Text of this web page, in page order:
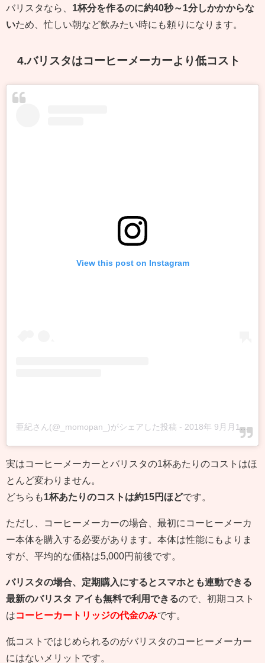
バリスタなら、 1杯分を作るのに約40秒～1分しかかからな
いため、忙しい朝など飲みたい時にも頼りになります。
4.バリスタはコーヒーメーカーより低コスト
View this post on Instagram
亜紀さん(@_momopan_)がシェアした投稿 - 2018年 9月月1日午後9時21分PDT
実はコーヒーメーカーとバリスタの1杯あたりのコストはほ
とんど変わりません。
どちらも1杯あたりのコストは約15円ほどです。
ただし、コーヒーメーカーの場合、最初にコーヒーメーカ
ー本体を購入する必要があります。本体は性能にもよりま
すが、平均的な価格は5,000円前後です。
バリスタの場合、定期購入にするとスマホとも連動できる
最新のバリスタ アイも無料で利用できるので、初期コスト
はコーヒーカートリッジの代金のみです。
低コストではじめられるのがバリスタのコーヒーメーカー
にはないメリットです。